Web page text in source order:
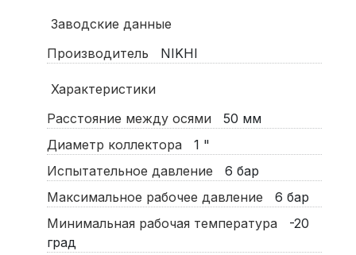
Заводские данные
Производитель
NIKHI
Характеристики
Расстояние между осями
50 мм
Диаметр коллектора
1 "
Испытательное давление
6 бар
Максимальное рабочее давление
6 бар
Минимальная рабочая температура
-20
град